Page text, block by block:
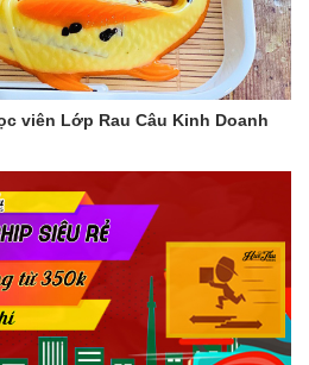
viên Lớp Rau Câu Kinh Doanh